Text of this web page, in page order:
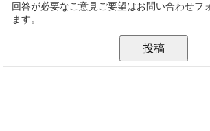
回答が必要なご意見ご要望はお問い合わせフ
ます。